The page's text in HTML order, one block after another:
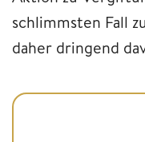
schlimmsten Fall
daher dringend